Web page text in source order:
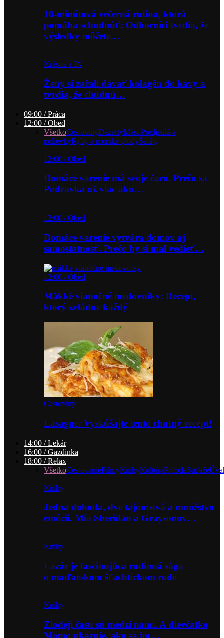
10-minútová večerná rutina, ktorá
pomáha schudnúť: Odborníci tvrdia, že
výsledky môžete…
Krásna a IN
Ženy si začali dávať kolagén do kávy a
tvrdia, že chudnú…
09:00 / Práca
12:00 / Obed
VšetkoCestovinyDezertyMäsoPredjedlá a
polievkyRyby a morské plodyŠaláty
12:00 / Obed
Domáce varenie má svoje čaro. Prečo sa
Podravka už viac ako…
12:00 / Obed
Domáce varenie vytvára domov aj
samostatnosť. Prečo by si mal vedieť…
12:00 / Obed
Mäkké vianočné medovníky: Recept,
ktorý zvládne každý
Cestoviny
Lasagne: Vyskúšajte tento chutný recept!
14:00 / Lekár
16:00 / Gazdinka
18:00 / Relax
VšetkoCestovanieFilmyKnihyKultúraPrírodaSúťaže
Knihy
Jedna dohoda, dve tajomstvá a množstvo
emócií. Mia Sheridan a Graysonov…
Knihy
Lazár je fascinujúca rodinná sága
o maďarskom šľachtickom rode
Knihy
Zlodeji času sú medzi nami. A dievčatko
Momo ukazuje, ako sa im…